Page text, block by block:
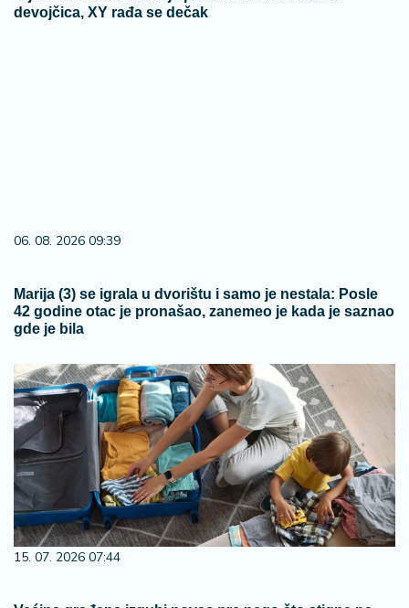
devojčica, XY rađa se dečak
06. 08. 2026 09:39
Marija (3) se igrala u dvorištu i samo je nestala: Posle
42 godine otac je pronašao, zanemeo je kada je saznao
gde je bila
15. 07. 2026 07:44